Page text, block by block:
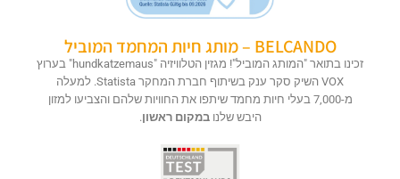
BELCANDO – מותג חיות המחמד המוביל
זכינו בתואר "המותג המוביל"! מגזין הטלוויזיה "hundkatzemaus" בערוץ
VOX השיק סקר ענק בשיתוף חברת המחקר Statista. למעלה
מ-7,000 בעלי חיות מחמד שיתפו את החוויות שלהם והצביעו למזון
היבש שלנובמקום ראשון.